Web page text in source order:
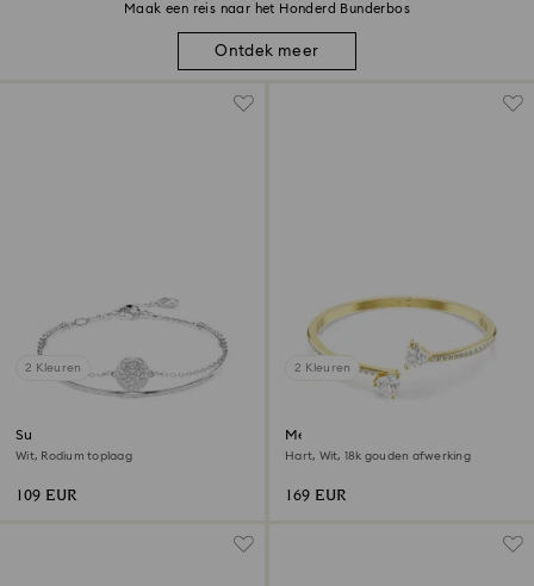
Maak een reis naar het Honderd Bunderbos
Ontdek meer
2 Kleuren
Sublima armband
Wit, Rodium toplaag
109 EUR
2 Kleuren
Mesmera armband
Hart, Wit, ‎18k gouden afwerking
169 EUR